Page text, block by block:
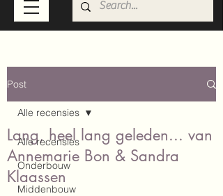
Post
Alle recensies
Onderbouw
Middenbouw
Alle recensies
Lang, heel lang geleden... van
Annemarie Bon & Sandra
Klaassen